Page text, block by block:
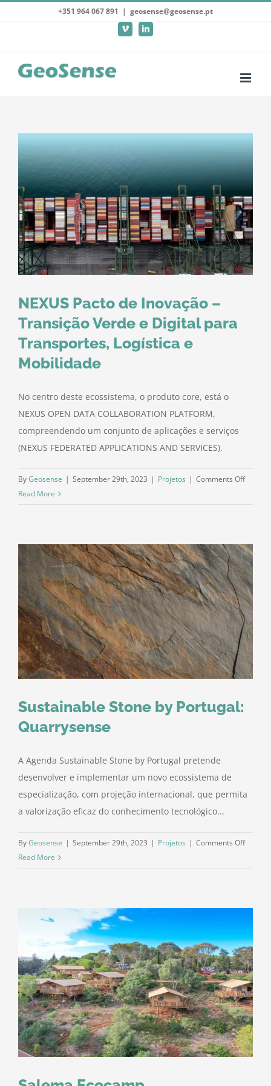
+351 964 067 891 | geosense@geosense.pt
Vimeo LinkedIn
NEXUS Pacto de Inovação –
Transição Verde e Digital para
Transportes, Logística e
Mobilidade
No centro deste ecossistema, o produto core, está o
NEXUS OPEN DATA COLLABORATION PLATFORM,
compreendendo um conjunto de aplicações e serviços
(NEXUS FEDERATED APPLICATIONS AND SERVICES).
ByGeosense | September 29th, 2023 | Projetos | Comments Offon
–
Verde
e
Digital
para
Read More
Sustainable Stone by Portugal:
Quarrysense
A Agenda Sustainable Stone by Portugal pretende
desenvolver e implementar um novo ecossistema de
especialização, com projeção internacional, que permita
a valorização eficaz do conhecimento tecnológico...
ByGeosense | September 29th, 2023 | Projetos | Comments Offon
Read More